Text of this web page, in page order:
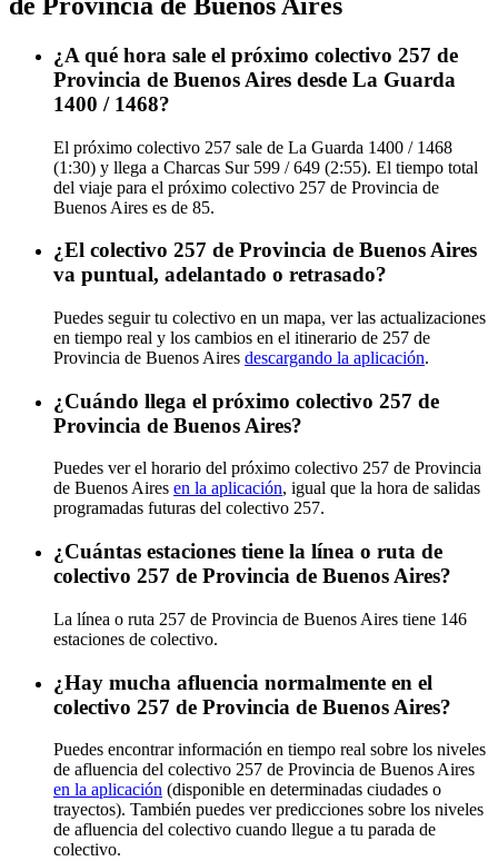
¿A qué hora sale el próximo colectivo 257 de
Provincia de Buenos Aires desde La Guarda
1400 / 1468?
El próximo colectivo 257 sale de La Guarda 1400 / 1468
(1:30) y llega a Charcas Sur 599 / 649 (2:55). El tiempo total
del viaje para el próximo colectivo 257 de Provincia de
Buenos Aires es de 85.
¿El colectivo 257 de Provincia de Buenos Aires
va puntual, adelantado o retrasado?
Puedes seguir tu colectivo en un mapa, ver las actualizaciones
en tiempo real y los cambios en el itinerario de 257 de
Provincia de Buenos Aires descargando la aplicación.
¿Cuándo llega el próximo colectivo 257 de
Provincia de Buenos Aires?
Puedes ver el horario del próximo colectivo 257 de Provincia
de Buenos Aires en la aplicación, igual que la hora de salidas
programadas futuras del colectivo 257.
¿Cuántas estaciones tiene la línea o ruta de
colectivo 257 de Provincia de Buenos Aires?
La línea o ruta 257 de Provincia de Buenos Aires tiene 146
estaciones de colectivo.
¿Hay mucha afluencia normalmente en el
colectivo 257 de Provincia de Buenos Aires?
Puedes encontrar información en tiempo real sobre los niveles
de afluencia del colectivo 257 de Provincia de Buenos Aires
en la aplicación (disponible en determinadas ciudades o
trayectos). También puedes ver predicciones sobre los niveles
de afluencia del colectivo cuando llegue a tu parada de
colectivo.